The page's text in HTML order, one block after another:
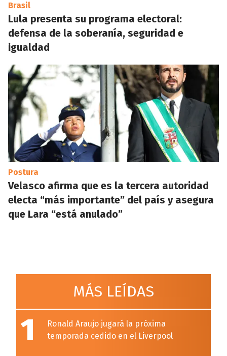
Brasil
Lula presenta su programa electoral:
defensa de la soberanía, seguridad e
igualdad
Postura
Velasco afirma que es la tercera autoridad
electa “más importante” del país y asegura
que Lara “está anulado”
MÁS LEÍDAS
1
Ronald Araujo jugará la próxima
temporada cedido en el Liverpool